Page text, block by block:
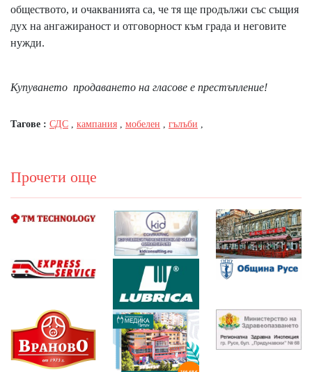
обществото, и очакванията са, че тя ще продължи със същия
дух на ангажираност и отговорност към града и неговите
нужди.
Купуването продаването на гласове е престъпление!
Тагове : СДС , кампания , мобелен , гълъби ,
Прочети още